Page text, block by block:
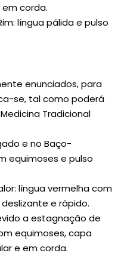
corda.
língua pálida e pulso
enunciados, para
se, tal como poderá
Tradicional
e no Baço-
equimoses e pulso
língua vermelha com
e rápido.
a estagnação de
equimoses, capa
e em corda.